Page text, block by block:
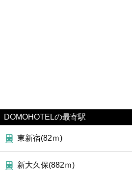
DOMOHOTELの最寄駅
東新宿(82ｍ)
新大久保(882ｍ)